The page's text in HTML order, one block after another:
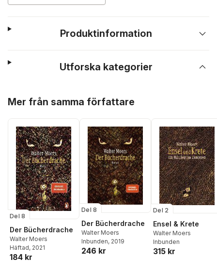
Produktinformation
Utforska kategorier
Mer från samma författare
Del 8
Der Bücherdrache
Walter Moers
Häftad, 2021
184 kr
Del 8
Der Bücherdrache
Walter Moers
Inbunden, 2019
246 kr
Del 2
Ensel & Krete
Walter Moers
Inbunden
315 kr